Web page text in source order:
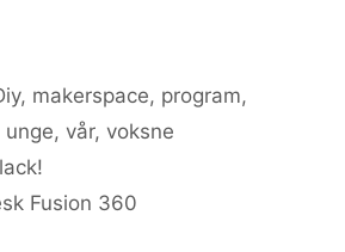
, makerspace, program,
unge, vår, voksne
Fusion 360